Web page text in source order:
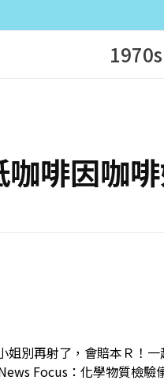
1970s
啡因咖啡
別再射了，會賠本Ｒ！
Focus：化學物質檢驗